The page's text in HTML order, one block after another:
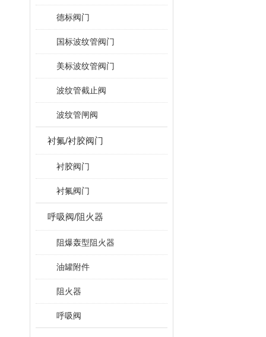
德标阀门
国标波纹管阀门
美标波纹管阀门
波纹管截止阀
波纹管闸阀
衬氟/衬胶阀门
衬胶阀门
衬氟阀门
呼吸阀/阻火器
阻爆轰型阻火器
油罐附件
阻火器
呼吸阀